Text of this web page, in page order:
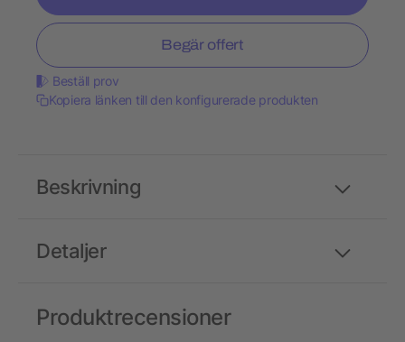
Begär offert
Beställ prov
Kopiera länken till den konfigurerade produkten
Detaljer
Beskrivning
Produktrecensioner